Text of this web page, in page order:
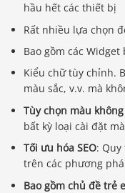
hầu hết các thiết bị
Rất nhiều lựa chọn
Bao gồm các Widget
Kiểu chữ tùy chỉnh.
màu sắc, v.v. mà
Tùy chọn màu
bất kỳ loại cài đặt
Tối ưu hóa SEO:
trên các phương
Bao gồm chủ đề trẻ